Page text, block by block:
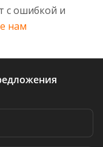
с ошибкой и
нам